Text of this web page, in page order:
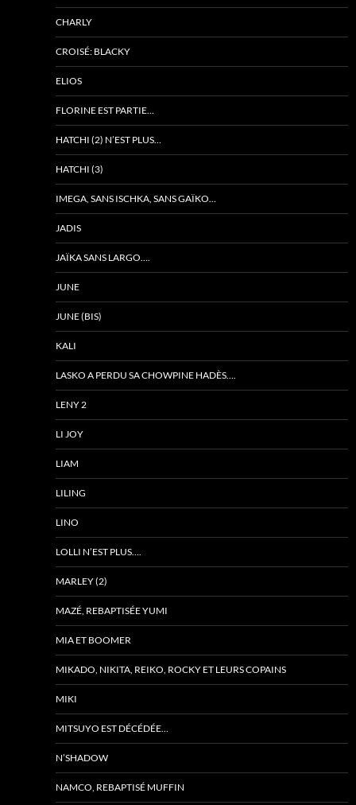
CHARLY
CROISÉ: BLACKY
ELIOS
FLORINE EST PARTIE…
HATCHI (2) N’EST PLUS…
HATCHI (3)
IMEGA, SANS ISCHKA, SANS GAÏKO…
JADIS
JAÏKA SANS LARGO….
JUNE
JUNE (BIS)
KALI
LASKO A PERDU SA CHOWPINE HADÈS….
LENY 2
LI JOY
LIAM
LILING
LINO
LOLLI N’EST PLUS….
MARLEY (2)
MAZÉ, REBAPTISÉE YUMI
MIA ET BOOMER
MIKADO, NIKITA, REIKO, ROCKY ET LEURS COPAINS
MIKI
MITSUYO EST DÉCÉDÉE…
N’SHADOW
NAMCO, REBAPTISÉ MUFFIN